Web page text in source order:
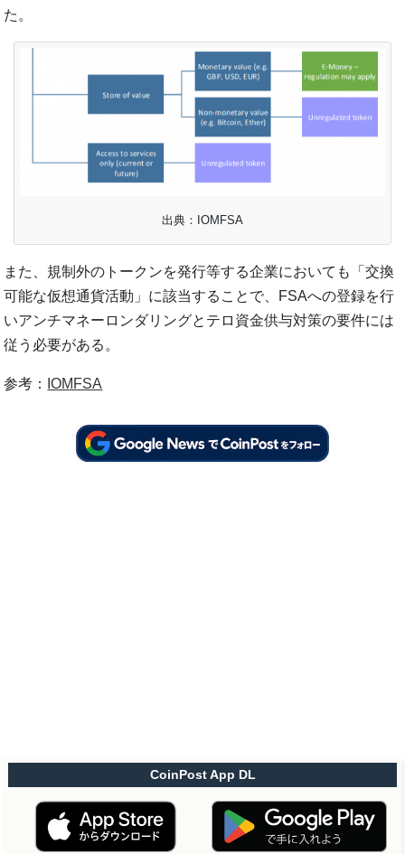
た。
出典：IOMFSA
また、規制外のトークンを発行等する企業においても「交換
可能な仮想通貨活動」に該当することで、FSAへの登録を行
いアンチマネーロンダリングとテロ資金供与対策の要件には
従う必要がある。
参考： IOMFSA
CoinPost App DL